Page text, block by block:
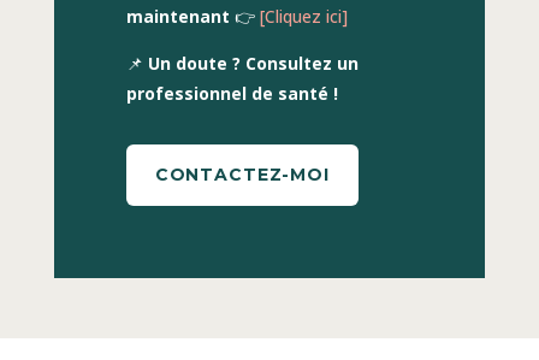
maintenant 👉 [Cliquez ici]
📌 Un doute ? Consultez un
professionnel de santé !
CONTACTEZ-MOI